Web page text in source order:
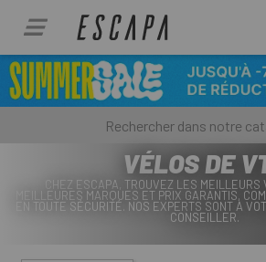
VÉLOS DE
CHEZ ESCAPA, TROUVEZ LES
MEILLEURES MARQUES ET PRIX GARANTIS.
EN TOUTE SÉCURITÉ. NOS EXPERTS SONT À
CONSEILLER.